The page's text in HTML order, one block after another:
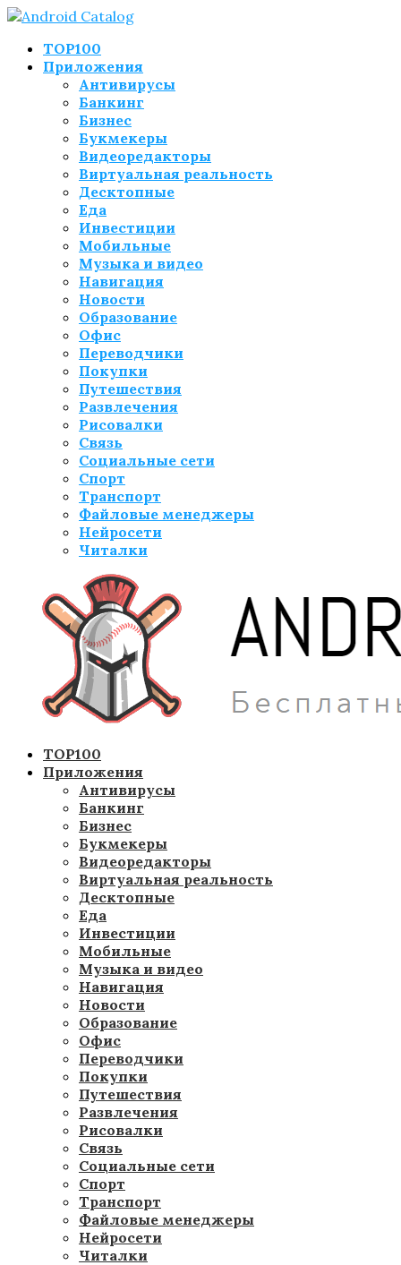
TOP100
Приложения
Антивирусы
Банкинг
Бизнес
Букмекеры
Видеоредакторы
Виртуальная реальность
Десктопные
Еда
Инвестиции
Мобильные
Музыка и видео
Навигация
Новости
Образование
Офис
Переводчики
Покупки
Путешествия
Развлечения
Рисовалки
Связь
Социальные сети
Спорт
Транспорт
Файловые менеджеры
Нейросети
Читалки
TOP100
Приложения
Антивирусы
Банкинг
Бизнес
Букмекеры
Видеоредакторы
Виртуальная реальность
Десктопные
Еда
Инвестиции
Мобильные
Музыка и видео
Навигация
Новости
Образование
Офис
Переводчики
Покупки
Путешествия
Развлечения
Рисовалки
Связь
Социальные сети
Спорт
Транспорт
Файловые менеджеры
Нейросети
Читалки